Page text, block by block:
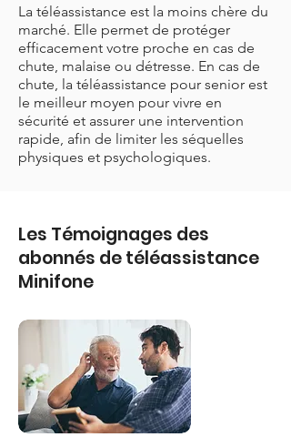
La téléassistance est la moins chère du
marché. Elle permet de protéger
efficacement votre proche en cas de
chute, malaise ou détresse. En cas de
chute, la téléassistance pour senior est
le meilleur moyen pour vivre en
sécurité et assurer une intervention
rapide, afin de limiter les séquelles
physiques et psychologiques.
Les Témoignages des
abonnés de téléassistance
Minifone